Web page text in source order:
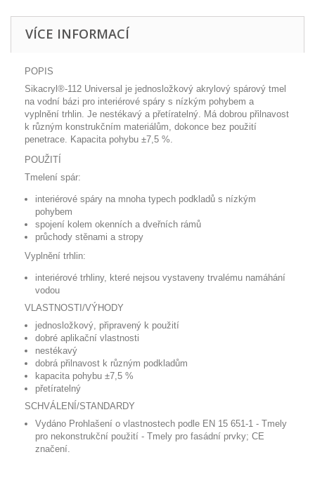
VÍCE INFORMACÍ
POPIS
Sikacryl®-112 Universal je jednosložkový akrylový spárový tmel
na vodní bázi pro interiérové spáry s nízkým pohybem a
vyplnění trhlin. Je nestékavý a přetíratelný. Má dobrou přilnavost
k různým konstrukčním materiálům, dokonce bez použití
penetrace. Kapacita pohybu ±7,5 %.
POUŽITÍ
Tmelení spár:
interiérové spáry na mnoha typech podkladů s nízkým
pohybem
spojení kolem okenních a dveřních rámů
průchody stěnami a stropy
Vyplnění trhlin:
interiérové trhliny, které nejsou vystaveny trvalému namáhání
vodou
VLASTNOSTI/VÝHODY
jednosložkový, připravený k použití
dobré aplikační vlastnosti
nestékavý
dobrá přilnavost k různým podkladům
kapacita pohybu ±7,5 %
přetíratelný
SCHVÁLENÍ/STANDARDY
Vydáno Prohlašení o vlastnostech podle EN 15 651-1 - Tmely
pro nekonstrukční použití - Tmely pro fasádní prvky; CE
značení.